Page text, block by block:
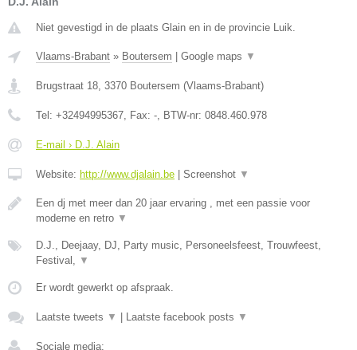
Niet gevestigd in de plaats Glain en in de provincie Luik.
Vlaams-Brabant » Boutersem Google maps ▼
Brugstraat 18, 3370 Boutersem (Vlaams-Brabant)
Tel: +32494995367, Fax: -, BTW-nr: 0848.460.978
E-mail › D.J. Alain
Website: http://www.djalain.be Screenshot ▼
Een dj met meer dan 20 jaar ervaring , met een passie voor
moderne en retro ▼
D.J., Deejaay, DJ, Party music, Personeelsfeest, Trouwfeest,
Festival, ▼
Er wordt gewerkt op afspraak.
Laatste tweets ▼ Laatste facebook posts ▼
Sociale media: